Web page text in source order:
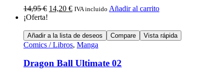
14,95€ 14,20 € IVA incluido Añadir al carrito
¡Oferta!
Añadir a la lista de deseos Compare Vista rápida
Comics / Libros, Manga
Dragon Ball Ultimate 02